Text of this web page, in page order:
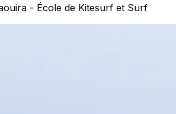
- École de Kitesurf et Surf